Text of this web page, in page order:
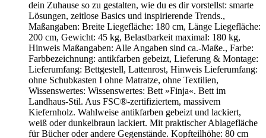
dein Zuhause so zu gestalten, wie du es dir vorstellst: smarte
Lösungen, zeitlose Basics und inspirierende Trends.,
Maßangaben: Breite Liegefläche: 180 cm, Länge Liegefläche:
200 cm, Gewicht: 45 kg, Belastbarkeit maximal: 180 kg,
Hinweis Maßangaben: Alle Angaben sind ca.-Maße., Farbe:
Farbbezeichnung: antikfarben gebeizt, Lieferung & Montage:
Lieferumfang: Bettgestell, Lattenrost, Hinweis Lieferumfang:
ohne Schubkasten I ohne Matratze, ohne Textilien,
Wissenswertes: Wissenswertes: Bett »Finja«. Bett im
Landhaus-Stil. Aus FSC®-zertifiziertem, massivem
Kiefernholz. Wahlweise antikfarben gebeizt und lackiert,
weiß oder dunkelbraun lackiert. Mit praktischer Ablagefläche
für Bücher oder andere Gegenstände. Kopfteilhöhe: 80 cm